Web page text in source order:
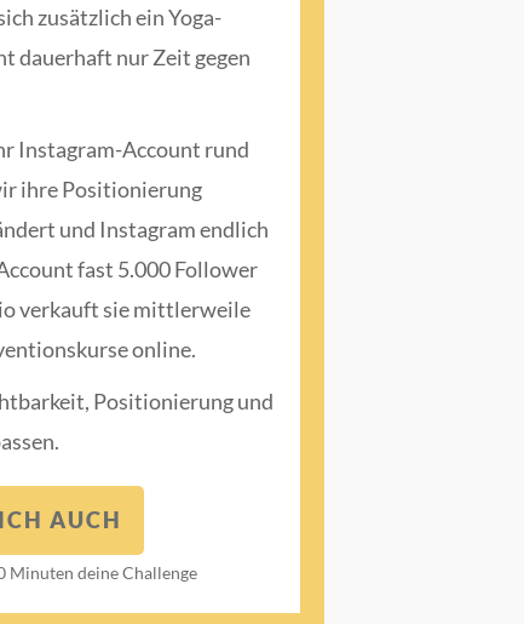
zusätzlich ein Yoga-
dauerhaft nur Zeit gegen
Instagram-Account rund
ihre Positionierung
und Instagram endlich
fast 5.000 Follower
verkauft sie mittlerweile
online.
Positionierung und
AUCH
Minuten deine Challenge